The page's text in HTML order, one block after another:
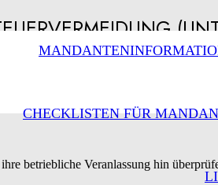
CHECKLISTEN FÜR
betriebliche Veranlassung hin